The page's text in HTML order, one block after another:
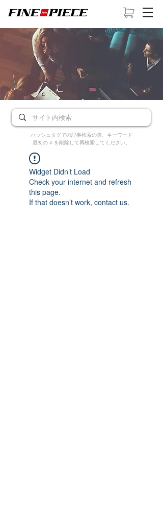
ハッシュタグでの記事検索の際、キーワード
最初の # を削除して再検索してください。
Widget Didn’t Load
Check your internet and refresh
this page.
If that doesn’t work, contact us.